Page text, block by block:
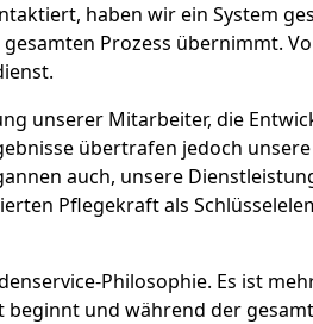
haben wir ein System
Prozess übernimmt.
unserer Mitarbeiter, die
übertrafen jedoch
auch, unsere
Pflegekraft als
Philosophie. Es ist
und während der